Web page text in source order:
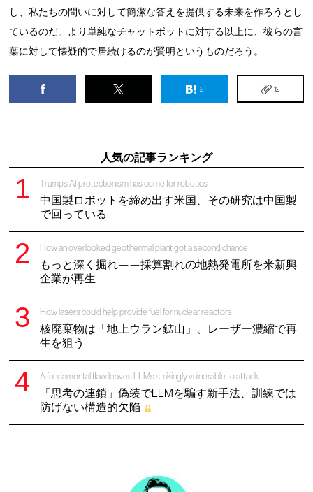
し、私たちの問いに対して簡潔な答えを提供する未来を作ろうとし
ているのだ。より単純なチャットボットに対する以上に、彼らの言
葉に対して懐疑的で居続けるのが賢明というものだろう。
2 12
人気の記事ランキング
Trump’s AI protectionism has come for robotics
中国製ロボットを締め出す米国、その研究は中国製
で回っている
How an overlooked geothermal plant got a second chance
もっと深く掘れ——採算割れの地熱発電所を米新興
企業が再生
How lasers could help provide fuel for nuclear reactors
核廃棄物は「地上ウラン鉱山」、レーザー濃縮で再
生を狙う
A fundamental flaw leaves LLMs strikingly vulnerable to attack
「思考の連鎖」偽装でLLMを騙す新手法、訓練では
防げない構造的欠陥